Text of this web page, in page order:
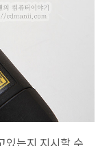
있는지 지시할 수